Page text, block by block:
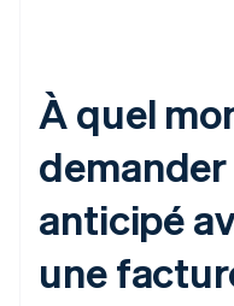
À quel
anticipé
une